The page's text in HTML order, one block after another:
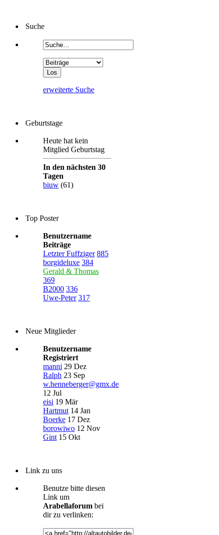
Suche
erweiterte Suche
Geburtstage
Heute hat kein
Mitglied Geburtstag
In den nächsten 30
Tagen
biuw (61)
Top Poster
Benutzername
Beiträge
Letzter Fuffziger 885
borgideluxe 384
Gerald & Thomas
369
B2000 336
Uwe-Peter 317
Neue Mitglieder
Benutzername
Registriert
manni 29 Dez
Ralph 23 Sep
w.henneberger@gmx.de
12 Jul
eisi 19 Mär
Hartmut 14 Jan
Boerke 17 Dez
borowiwo 12 Nov
Gint 15 Okt
Link zu uns
Benutze bitte diesen
Link um
Arabellaforum bei
dir zu verlinken: